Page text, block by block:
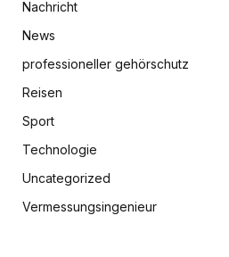
Nachricht
News
professioneller gehörschutz
Reisen
Sport
Technologie
Uncategorized
Vermessungsingenieur